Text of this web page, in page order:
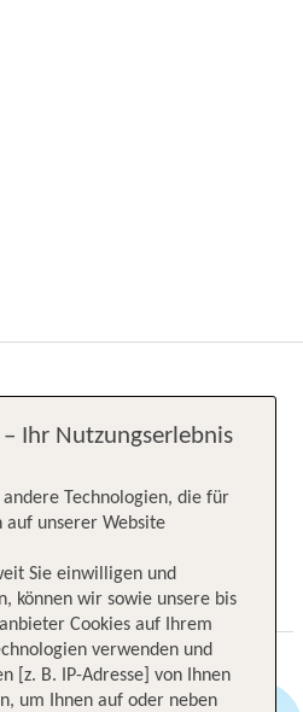
24/7 TUI Service
– Ihr Nutzungserlebnis
Technologien, die für
auf unserer Website
Sie einwilligen und
können wir sowie unsere bis
Cookies auf Ihrem
verwenden und
[z. B. IP-Adresse] von Ihnen
um Ihnen auf oder neben